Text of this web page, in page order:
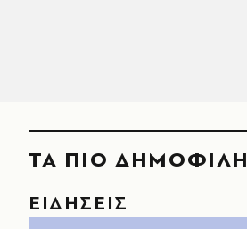
ΤΑ ΠΙΟ ΔΗΜΟΦΙΛΗ
ΕΙΔΗΣΕΙΣ